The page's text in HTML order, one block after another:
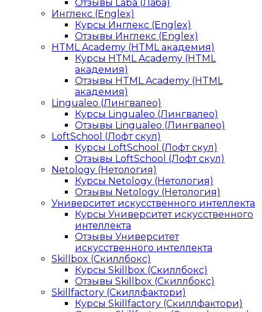
Отзывы Laba (Лаба)
Инглекс (Englex)
Курсы Инглекс (Englex)
Отзывы Инглекс (Englex)
HTML Academy (HTML академия)
Курсы HTML Academy (HTML
академия)
Отзывы HTML Academy (HTML
академия)
Lingualeo (Лингвалео)
Курсы Lingualeo (Лингвалео)
Отзывы Lingualeo (Лингвалео)
LoftSchool (Лофт скул)
Курсы LoftSchool (Лофт скул)
Отзывы LoftSchool (Лофт скул)
Netology (Нетология)
Курсы Netology (Нетология)
Отзывы Netology (Нетология)
Университет искусственного интеллекта
Курсы Университет искусственного
интеллекта
Отзывы Университет
искусственного интеллекта
Skillbox (Скиллбокс)
Курсы Skillbox (Скиллбокс)
Отзывы Skillbox (Скиллбокс)
Skillfactory (Скиллфактори)
Курсы Skillfactory (Скиллфактори)